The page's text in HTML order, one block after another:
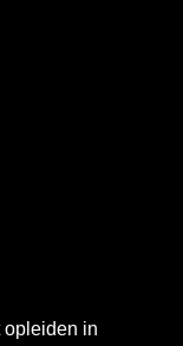
opleiden in